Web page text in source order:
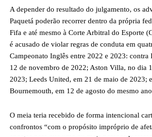
A depender do resultado do julgamento, os
Paquetá poderão recorrer dentro da própria
Fifa e até mesmo à Corte Arbitral do Esporte
é acusado de violar regras de conduta em
Campeonato Inglês entre 2022 e 2023: contra
12 de novembro de 2022; Aston Villa, no dia
2023; Leeds United, em 21 de maio de 2023;
Bournemouth, em 12 de agosto do mesmo
O meia teria recebido de forma intencional
confrontos “com o propósito impróprio de